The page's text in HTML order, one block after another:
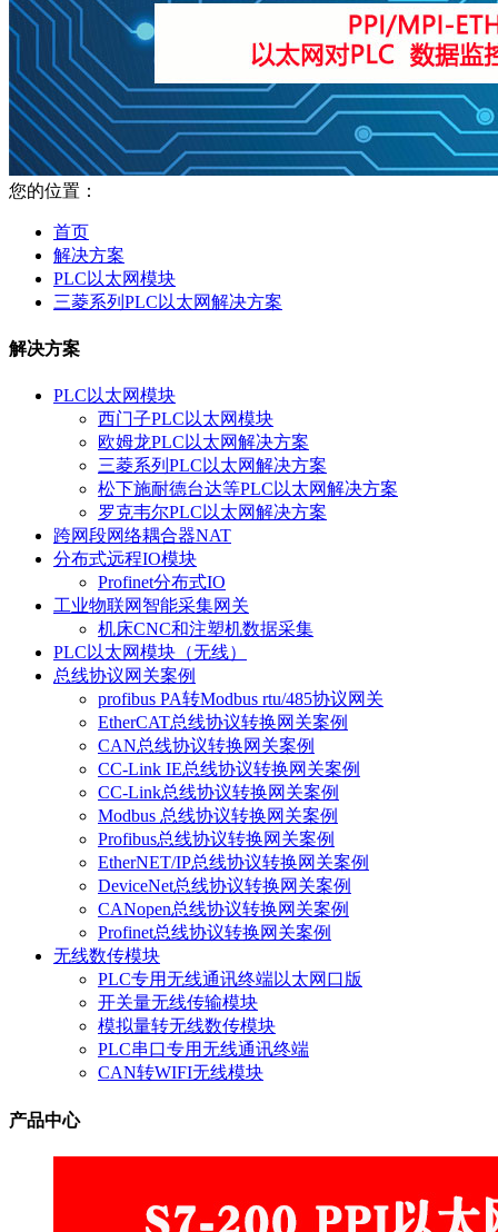
您的位置：
首页
解决方案
PLC以太网模块
三菱系列PLC以太网解决方案
解决方案
PLC以太网模块
西门子PLC以太网模块
欧姆龙PLC以太网解决方案
三菱系列PLC以太网解决方案
松下施耐德台达等PLC以太网解决方案
罗克韦尔PLC以太网解决方案
跨网段网络耦合器NAT
分布式远程IO模块
Profinet分布式IO
工业物联网智能采集网关
机床CNC和注塑机数据采集
PLC以太网模块（无线）
总线协议网关案例
profibus PA转Modbus rtu/485协议网关
EtherCAT总线协议转换网关案例
CAN总线协议转换网关案例
CC-Link IE总线协议转换网关案例
CC-Link总线协议转换网关案例
Modbus 总线协议转换网关案例
Profibus总线协议转换网关案例
EtherNET/IP总线协议转换网关案例
DeviceNet总线协议转换网关案例
CANopen总线协议转换网关案例
Profinet总线协议转换网关案例
无线数传模块
PLC专用无线通讯终端以太网口版
开关量无线传输模块
模拟量转无线数传模块
PLC串口专用无线通讯终端
CAN转WIFI无线模块
产品中心